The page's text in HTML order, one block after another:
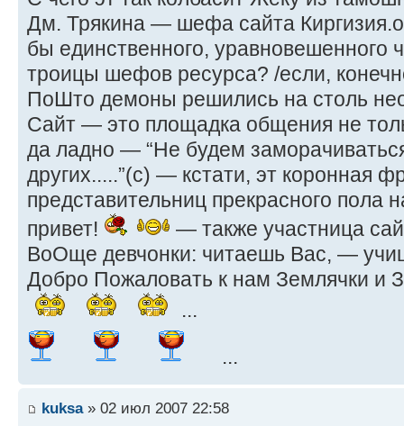
Дм. Трякина — шефа сайта
бы единственного, уравновешенного
троицы шефов ресурса? /если,
ПоШто демоны решились на столь
Сайт — это площадка общения не
да ладно — “Не будем
других.....”(с) — кстати, эт коронная
представительниц прекрасного пола
привет!
— также участница
ВоОще девчонки: читаешь Вас, —
Добро Пожаловать к нам Землячки и
...
...
kuksa» 02 июл 2007 22:58